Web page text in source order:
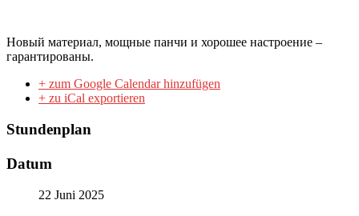
Новый материал, мощные панчи и хорошее настроение –
гарантированы.
+ zum Google Calendar hinzufügen
+ zu iCal exportieren
Stundenplan
Datum
22 Juni 2025